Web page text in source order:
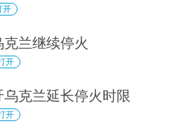
开
兰继续停火
开
克兰延长停火时限
开